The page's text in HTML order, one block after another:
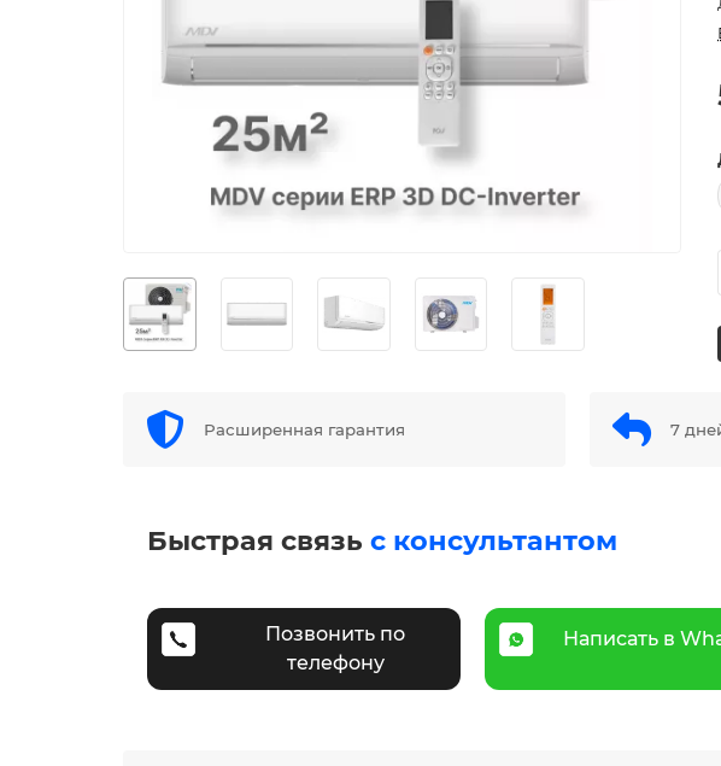
Расширенная гарантия 7
Быстрая связь с консультантом
Позвонить по
телефону
Написать в